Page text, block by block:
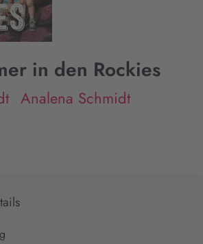
in den Rockies
Analena Schmidt